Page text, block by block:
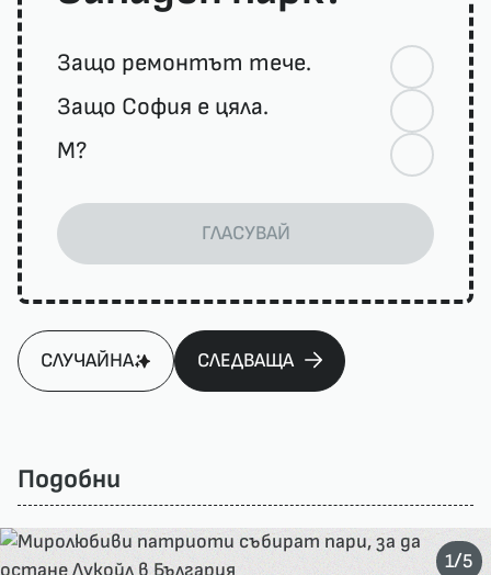
Защо ремонтът тече.
Защо София е цяла.
М?
ГЛАСУВАЙ
СЛУЧАЙНА СЛЕДВАЩА
Подобни
1/5